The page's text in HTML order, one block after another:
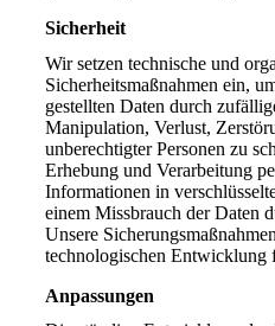
Sicherheit
Wir setzen technische und
Sicherheitsmaßnahmen ein,
gestellten Daten durch
Manipulation, Verlust,
unberechtigter Personen zu
Erhebung und Verarbeitung
Informationen in
einem Missbrauch der Daten
Unsere
technologischen Entwicklung
Anpassungen